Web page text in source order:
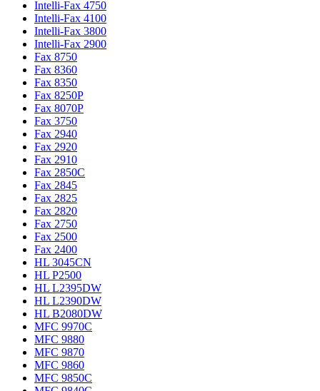
Intelli-Fax 4750
Intelli-Fax 4100
Intelli-Fax 3800
Intelli-Fax 2900
Fax 8750
Fax 8360
Fax 8350
Fax 8250P
Fax 8070P
Fax 3750
Fax 2940
Fax 2920
Fax 2910
Fax 2850C
Fax 2845
Fax 2825
Fax 2820
Fax 2750
Fax 2500
Fax 2400
HL 3045CN
HL P2500
HL L2395DW
HL L2390DW
HL B2080DW
MFC 9970C
MFC 9880
MFC 9870
MFC 9860
MFC 9850C